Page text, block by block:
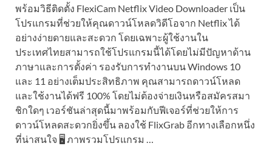
พร้อมวิธีติดตั้ง FlexiCam Netflix Video Downloader เป็น
โปรแกรมที่ช่วยให้คุณดาวน์โหลดวิดีโอจาก Netflix ได้
อย่างง่ายดายและสะดวก โดยเฉพาะผู้ใช้งานใน
ประเทศไทยสามารถใช้โปรแกรมนี้ได้โดยไม่มีปัญหาด้าน
ภาษาและการตั้งค่า รองรับการทำงานบน Windows 10
และ 11 อย่างเต็มประสิทธิภาพ คุณสามารถดาวน์โหลด
และใช้งานได้ฟรี 100% โดยไม่ต้องจ่ายเงินหรือสมัครสมา
ชิกใดๆ เวอร์ชันล่าสุดนี้มาพร้อมกับฟีเจอร์ที่ช่วยให้การ
ดาวน์โหลดสะดวกยิ่งขึ้น ลองใช้ FlixGrab อีกทางเลือกหนึ่ง
ที่น่าสนใจ 🖥️ ภาพรวมโปรแกรม …